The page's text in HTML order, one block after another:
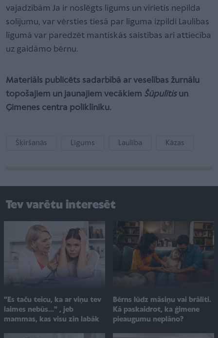
vajadzībām Ja ir noslēgts līgums un vīrietis nepilda
solījumu, var vērsties tiesā par līgu­ma izpildi Laulibas
līgumā var paredzēt mantiskās saistības ari attiecība
uz gaidāmo bērnu.
Materiāls publicēts sadarbībā ar veselības žurnālu
topošajiem un jaunajiem vecākiem Šūpulītisun
Ģimenes centra poliklīniku.
Šķiršanās Līgums Laulība Kāzas
Tev varētu interesēt
"Es taču teicu, ka ar viņu tev
laimes nebūs..." , jeb
mammas, kas visu zin labāk
Bērns lūdz māsiņu vai brālīti.
Kā paskaidrot, ka ģimene
pieaugumu neplāno?